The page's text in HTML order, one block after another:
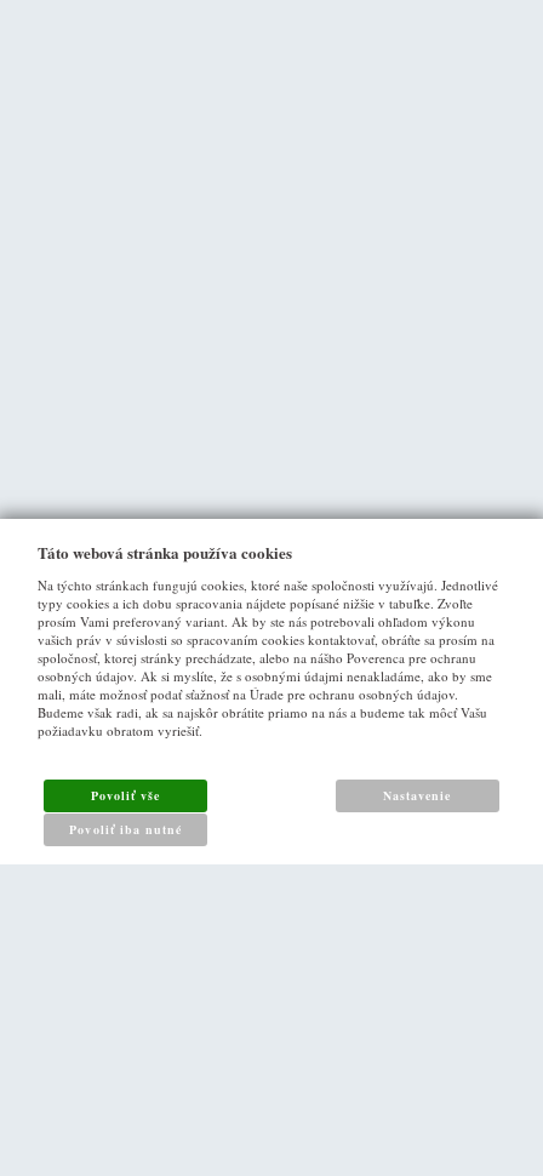
VŠE O NÁKUPU
Ako nakupovat
Reklamacny poriadok
Zásady pro nakládání s osobními údaji
Táto webová stránka používa cookies
Na týchto stránkach fungujú cookies, ktoré naše spoločnosti využívajú. Jednotlivé
typy cookies a ich dobu spracovania nájdete popísané nižšie v tabuľke. Zvoľte
prosím Vami preferovaný variant. Ak by ste nás potrebovali ohľadom výkonu
vašich práv v súvislosti so spracovaním cookies kontaktovať, obráťte sa prosím na
spoločnosť, ktorej stránky prechádzate, alebo na nášho Poverenca pre ochranu
osobných údajov. Ak si myslíte, že s osobnými údajmi nenakladáme, ako by sme
mali, máte možnosť podať sťažnosť na Úrade pre ochranu osobných údajov.
Budeme však radi, ak sa najskôr obrátite priamo na nás a budeme tak môcť Vašu
požiadavku obratom vyriešiť.
Povoliť vše
Povoliť iba nutné
Nastavenie